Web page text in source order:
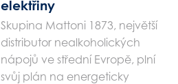
elektřiny
Skupina Mattoni 1873, největší
distributor nealkoholických
nápojů ve střední Evropě, plní
svůj plán na energeticky